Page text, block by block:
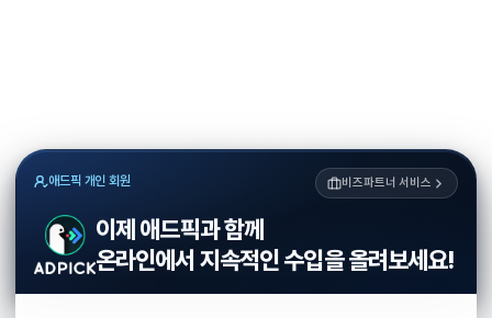
애드픽 개인 회원 비즈파트너 서비스
이제 애드픽과 함께
온라인에서 지속적인 수입을 올려보세요!